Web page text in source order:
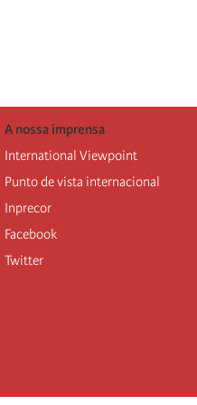
A nossa imprensa
International Viewpoint
Punto de vista internacional
Inprecor
Facebook
Twitter